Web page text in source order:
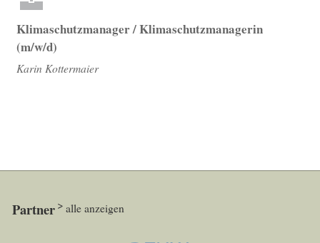
Klimaschutzmanager / Klimaschutzmanagerin
(m/w/d)
Karin Kottermaier
Partner alle anzeigen